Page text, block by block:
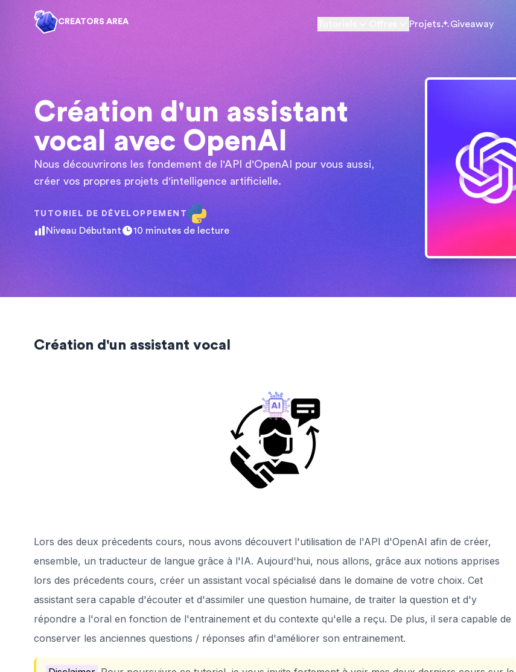
CREATORS AREA Projets Giveaway
Création d'un assistant
vocal avec OpenAI
Nous découvrirons les fondement de l'API d'OpenAI pour vous aussi,
créer vos propres projets d'intelligence artificielle.
TUTORIEL DE DÉVELOPPEMENT
Niveau Débutant 10 minutes de lecture
Création d'un assistant vocal
Lors des deux précedents cours, nous avons découvert l'utilisation de l'API d'OpenAI afin de créer,
ensemble, un traducteur de langue grâce à l'IA. Aujourd'hui, nous allons, grâce aux notions apprises
lors des précedents cours, créer un assistant vocal spécialisé dans le domaine de votre choix. Cet
assistant sera capable d'écouter et d'assimiler une question humaine, de traiter la question et d'y
répondre a l'oral en fonction de l'entrainement et du contexte qu'elle a reçu. De plus, il sera capable de
conserver les anciennes questions / réponses afin d'améliorer son entrainement.